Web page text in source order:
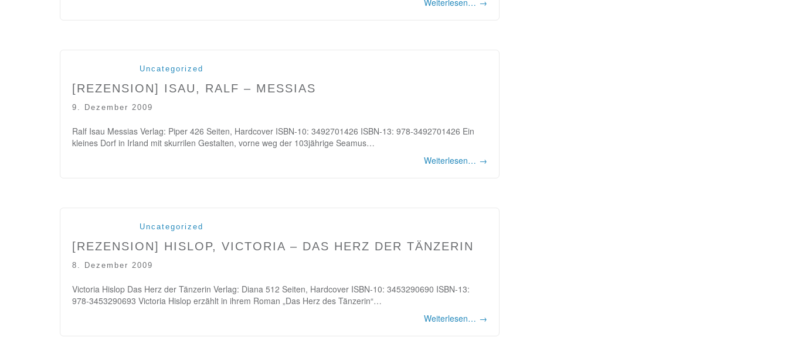
Weiterlesen… →
Uncategorized
[REZENSION] ISAU, RALF – MESSIAS
9. Dezember 2009
Ralf Isau Messias Verlag: Piper 426 Seiten, Hardcover ISBN-10: 3492701426 ISBN-13: 978-3492701426 Ein
kleines Dorf in Irland mit skurrilen Gestalten, vorne weg der 103jährige Seamus…
Weiterlesen… →
Uncategorized
[REZENSION] HISLOP, VICTORIA – DAS HERZ DER TÄNZERIN
8. Dezember 2009
Victoria Hislop Das Herz der Tänzerin Verlag: Diana 512 Seiten, Hardcover ISBN-10: 3453290690 ISBN-13:
978-3453290693 Victoria Hislop erzählt in ihrem Roman „Das Herz des Tänzerin“…
Weiterlesen… →